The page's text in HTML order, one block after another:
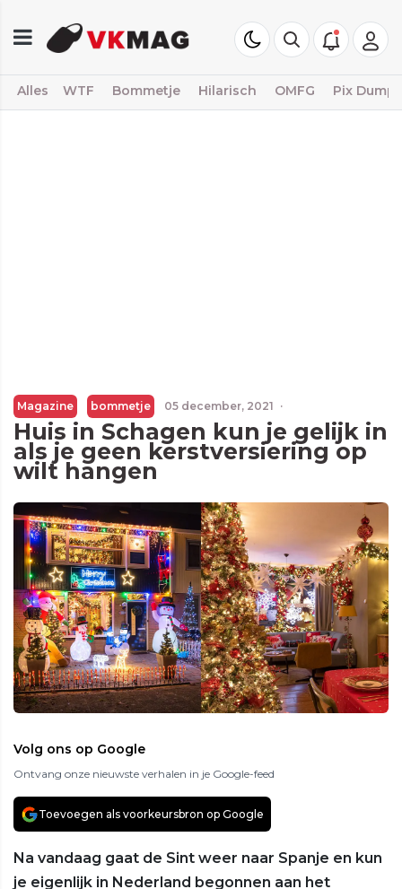
Alles WTF Bommetje Hilarisch OMFG Pix Dump
Magazine bommetje 05 december, 2021 ·
Huis in Schagen kun je gelijk in
als je geen kerstversiering op
wilt hangen
Volg ons op Google
Ontvang onze nieuwste verhalen in je Google-feed
Toevoegen als voorkeursbron op Google
Na vandaag gaat de Sint weer naar Spanje en kun
je eigenlijk in Nederland begonnen aan het